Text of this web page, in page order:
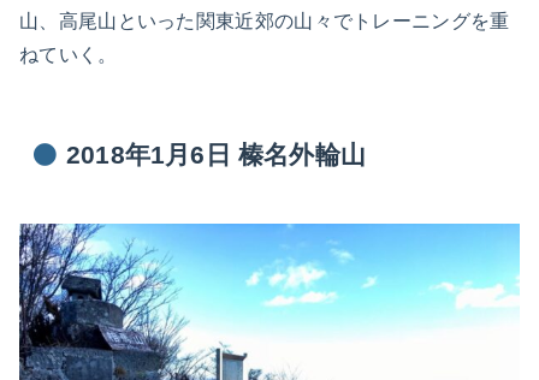
山、高尾山といった関東近郊の山々でトレーニングを重
ねていく。
2018年1月6日 榛名外輪山